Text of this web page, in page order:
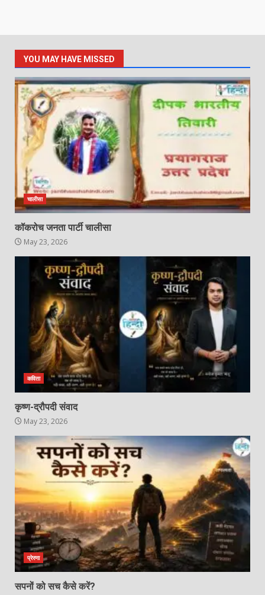
YOU MAY HAVE MISSED
चालीसा
कॉकरोच जनता पार्टी चालीसा
May 23, 2026
कविता
कृष्ण-द्रौपदी संवाद
May 23, 2026
प्रेरणा
सपनों को सच कैसे करें?